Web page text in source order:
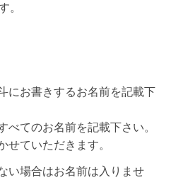
。
にお書きするお名前を記載下
べてのお名前を記載下さい。
せていただきます。
い場合はお名前は入りませ